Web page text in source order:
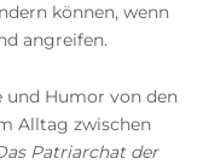
können, wenn
angreifen.
und Humor von den
Alltag zwischen
Patriarchat der